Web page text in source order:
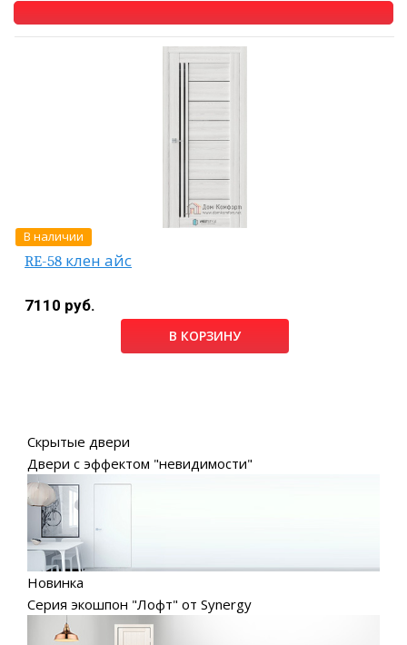
В наличии
RE-58 клен айс
7110 руб.
В КОРЗИНУ
Скрытые двери
Двери с эффектом "невидимости"
Новинка
Серия экошпон "Лофт" от Synergy